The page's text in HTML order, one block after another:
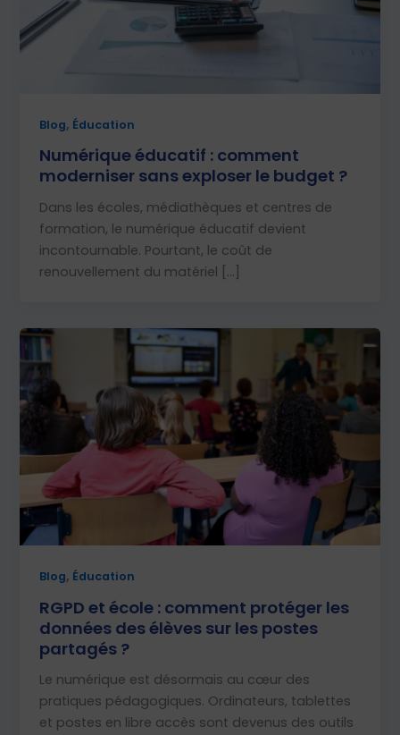
Blog, Éducation
Numérique éducatif : comment
moderniser sans exploser le budget ?
Dans les écoles, médiathèques et centres de
formation, le numérique éducatif devient
incontournable. Pourtant, le coût de
renouvellement du matériel […]
Blog, Éducation
RGPD et école : comment protéger les
données des élèves sur les postes
partagés ?
Le numérique est désormais au cœur des
pratiques pédagogiques. Ordinateurs, tablettes
et postes en libre accès sont devenus des outils